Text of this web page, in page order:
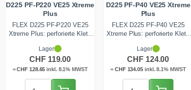
D225 PF-P220 VE25 Xtreme
Plus
FLEX D225 PF-P220 VE25
Xtreme Plus: perforierte Klett-
Durchmesser und feiner P220-
Körnung für den FLEX
Langhalsschleifer. Ideal für das
Qualitätsstufen Q3 und Q4.
Lager
CHF119.00
=CHF 128.65 inkl. 8.1% MWST
D225 PF-P40 VE25 Xtreme
Plus
FLEX D225 PF-P40 VE25
Xtreme Plus: perforierte Klett-
Durchmesser und sehr grober
P40-Körnung für den FLEX
Langhalsschleifer. Ideal für
Putz- und Kleberreste. 25
Lager
CHF124.00
= CHF134.05 inkl. 8.1% MWST